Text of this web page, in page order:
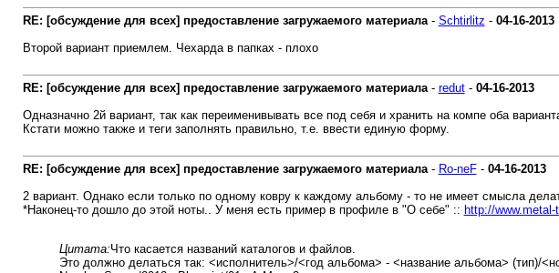
RE: [обсуждение для всех] предоставление загружаемого материала- Schtirlitz - 04-16-2013
Второй вариант приемлем. Чехарда в папках - плохо
RE: [обсуждение для всех] предоставление загружаемого материала- redut- 04-16-2013
Одназначно 2й вариант, так как переименивывать все под себя и хранить на компе оба
Кстати можно также и теги заполнять правильно, т.е. ввести единую форму.
RE: [обсуждение для всех] предоставление загружаемого материала- Ro-neF- 04-16-2013
2 вариант. Однако если только по одному ковру к каждому альбому - то не имеет смысла
*Наконец-то дошло до этой ноты.. У меня есть пример в профиле в "О себе" :: http://
Цитата:Что касается названий каталогов и файлов.
Это должно делаться так: <исполнитель>/<год альбома> - <название альбома> (тип)/